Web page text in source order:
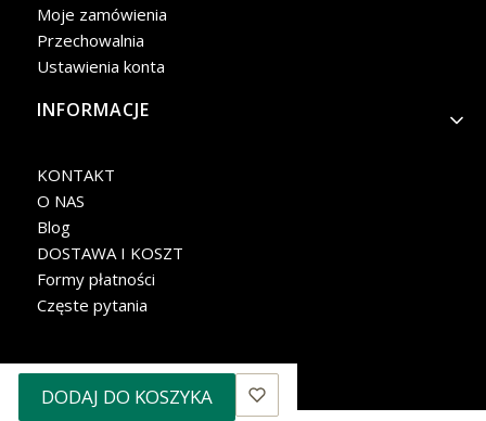
Moje zamówienia
Przechowalnia
Ustawienia konta
INFORMACJE
KONTAKT
O NAS
Blog
DOSTAWA I KOSZT
Formy płatności
Częste pytania
DODAJ DO KOSZYKA